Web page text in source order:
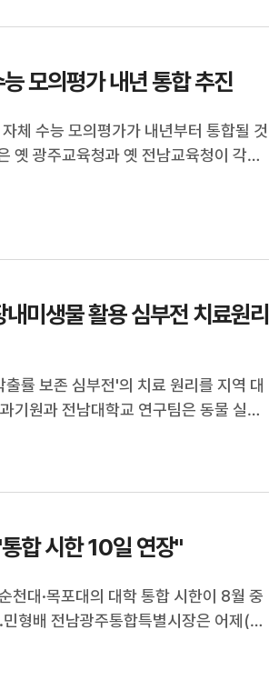
모의평가 내년 통합 추진
체 수능 모의평가가 내년부터 통합될 것
옛 광주교육청과 옛 전남교육청이 각각
방침입니다.또, 서울과 경기, 인천, 부산
미생물 활용 심부전 치료원리
률 보존 심부전'의 치료 원리를 지역 대
기원과 전남대학교 연구팀은 동물 실험
던 심장 이완 기능이 32% 개선되고 심
합 시한 10일 연장"
천대·목포대의 대학 통합 시한이 8월 중
형배 전남광주통합특별시장은 어제(2)
구해 기존 입장차를 좁히지 못했습니